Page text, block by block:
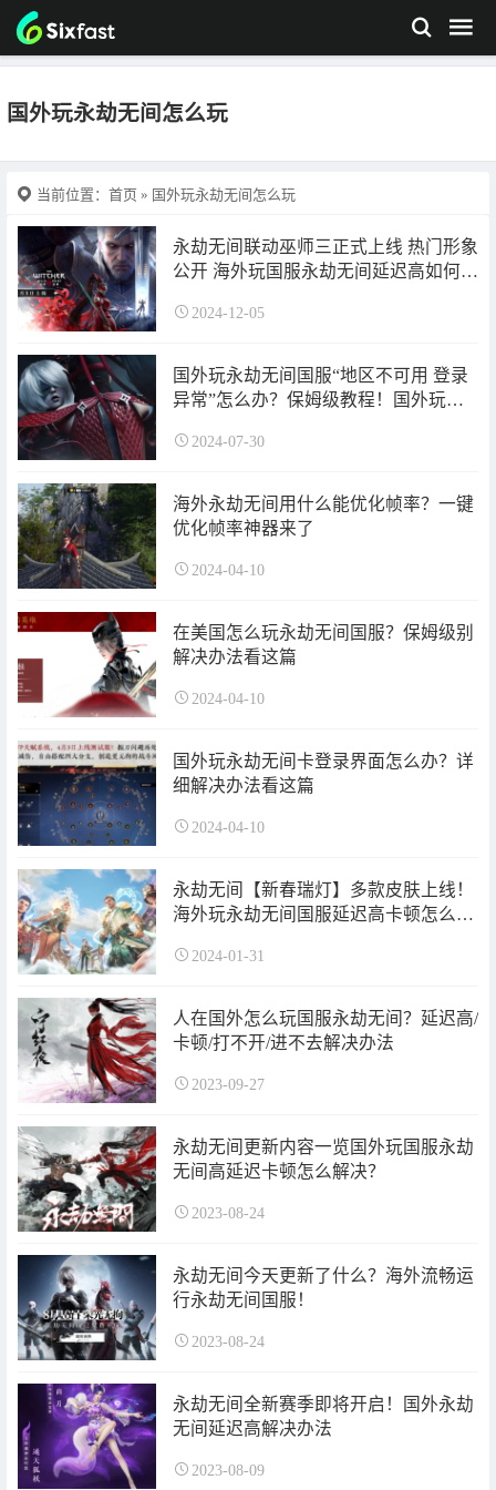
国外玩永劫无间怎么玩
当前位置： 首页 » 国外玩永劫无间怎么玩
永劫无间联动巫师三正式上线 热门形象
公开 海外玩国服永劫无间延迟高如何解
2024-12-05
国外玩永劫无间国服“地区不可用 登录
异常”怎么办？保姆级教程！国外玩永
2024-07-30
海外永劫无间用什么能优化帧率？一键
优化帧率神器来了
2024-04-10
在美国怎么玩永劫无间国服？保姆级别
解决办法看这篇
2024-04-10
国外玩永劫无间卡登录界面怎么办？详
细解决办法看这篇
2024-04-10
永劫无间【新春瑞灯】多款皮肤上线！
海外玩永劫无间国服延迟高卡顿怎么
2024-01-31
人在国外怎么玩国服永劫无间？延迟高/
卡顿/打不开/进不去解决办法
2023-09-27
永劫无间更新内容一览国外玩国服永劫
无间高延迟卡顿怎么解决？
2023-08-24
永劫无间今天更新了什么？海外流畅运
行永劫无间国服！
2023-08-24
永劫无间全新赛季即将开启！国外永劫
无间延迟高解决办法
2023-08-09